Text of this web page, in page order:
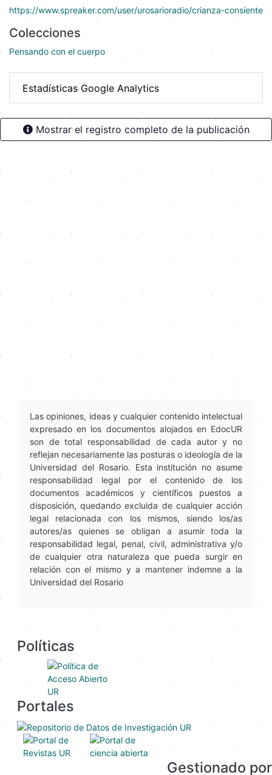
https://www.spreaker.com/user/urosarioradio/crianza-consiente
Colecciones
Pensando con el cuerpo
Estadísticas Google Analytics
Mostrar el registro completo de la publicación
Las opiniones, ideas y cualquier contenido intelectual
expresado en los documentos alojados en EdocUR
son de total responsabilidad de cada autor y no
reflejan necesariamente las posturas o ideología de la
Universidad del Rosario. Esta institución no asume
responsabilidad legal por el contenido de los
documentos académicos y científicos puestos a
disposición, quedando excluida de cualquier acción
legal relacionada con los mismos, siendo los/as
autores/as quienes se obligan a asumir toda la
responsabilidad legal, penal, civil, administrativa y/o
de cualquier otra naturaleza que pueda surgir en
relación con el mismo y a mantener indemne a la
Universidad del Rosario
Políticas
Portales
Gestionado por